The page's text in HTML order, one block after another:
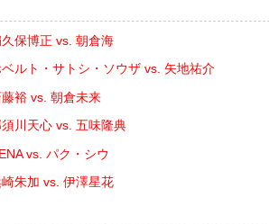
保博正 vs. 朝倉海
ルト・サトシ・ソウザ vs. 矢地祐介
裕 vs. 朝倉未来
川天心 vs. 五味隆典
vs. パク・シウ
朱加 vs. 伊澤星花